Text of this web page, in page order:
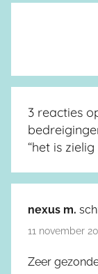
3 reacties
“het is
nexus m.
11 november
Zeer